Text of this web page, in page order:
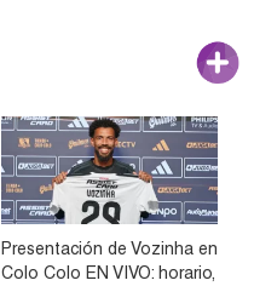
Presentación de Vozinha en
Colo Colo EN VIVO: horario,